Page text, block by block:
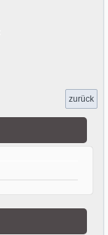
zurück